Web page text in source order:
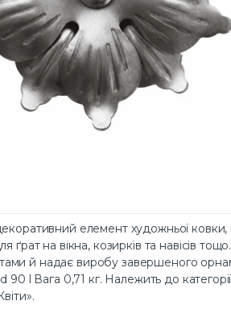
елемент художньої ковки,
ґрат на вікна, козирків та навісів
й надає виробу завершеного
90 l Вага 0,71 кг. Належить до